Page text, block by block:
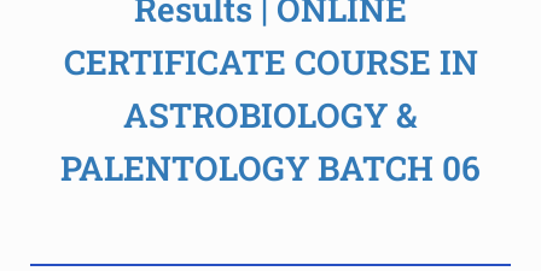
Results | ONLINE
CERTIFICATE COURSE IN
ASTROBIOLOGY &
PALENTOLOGY BATCH 06